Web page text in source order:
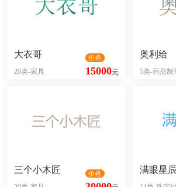
大衣哥
20类-家具 15000元
价格 奥利给
5类-药品制
三个小木匠 价格 满眼星辰